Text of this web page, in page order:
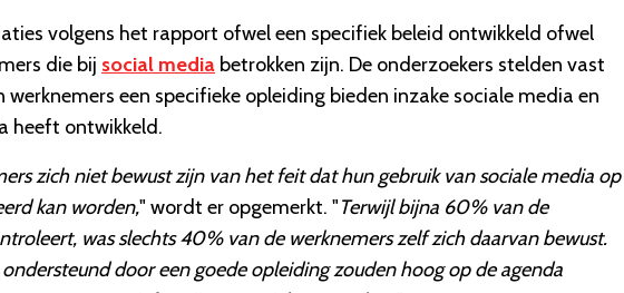
volgens het rapport ofwel een specifiek beleid ontwikkeld ofwel
die bij social media betrokken zijn. De onderzoekers stelden vast
een specifieke opleiding bieden inzake sociale media en
heeft ontwikkeld.
zich niet bewust zijn van het feit dat hun gebruik van sociale media op
kan worden," wordt er opgemerkt. "Terwijl bijna 60% van de
was slechts 40% van de werknemers zelf zich daarvan bewust.
door een goede opleiding zouden hoog op de agenda